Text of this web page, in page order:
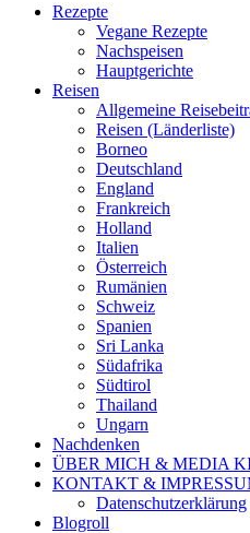
Rezepte
Vegane Rezepte
Nachspeisen
Hauptgerichte
Reisen
Allgemeine
Reisen (Länderliste)
Borneo
Deutschland
England
Frankreich
Holland
Italien
Österreich
Rumänien
Schweiz
Spanien
Sri Lanka
Südafrika
Südtirol
Thailand
Ungarn
Nachdenken
ÜBER MICH & MEDIA
KONTAKT &
Datenschutzerklärung
Blogroll